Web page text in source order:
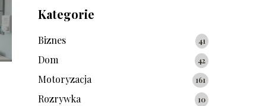
Kategorie
Biznes 41
Dom 42
Motoryzacja 161
Rozrywka 10